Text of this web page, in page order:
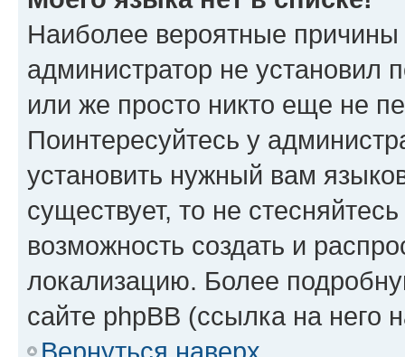
Наиболее вероятные причины
администратор не установил
или же просто никто еще не
Поинтересуйтесь у
установить нужный вам
существует, то не
возможность создать и
локализацию. Более
сайте phpBB (ссылка на него
Вернуться наверх